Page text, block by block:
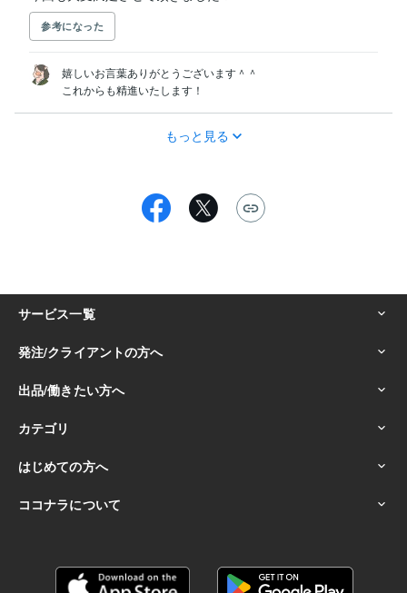
参考になった
嬉しいお言葉ありがとうございます＾＾
これからも精進いたします！
もっと見る